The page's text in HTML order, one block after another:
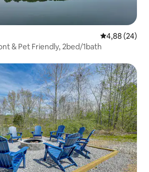
4,88 de uma
4,88 (24)
& Pet Friendly, 2bed/1bath